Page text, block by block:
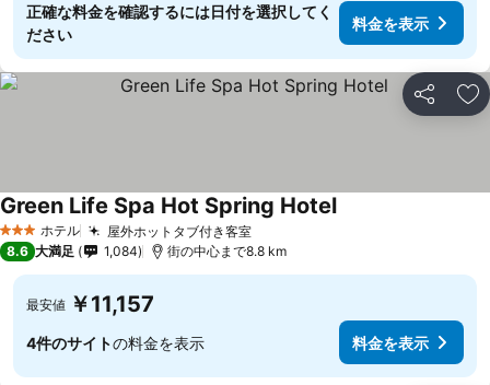
正確な料金を確認するには日付を選択してく
ださい
料金を表示
シェア お
3 ホテルのランク
ホテル 屋外ホットタブ付き客室料金を表示
Green Life Spa Hot Spring Hotel料金を表示
8.6 大満足 1,084 街の中心まで8.8 km
最安値 ￥11,157
4件のサイトの料金を表示 料金を表示